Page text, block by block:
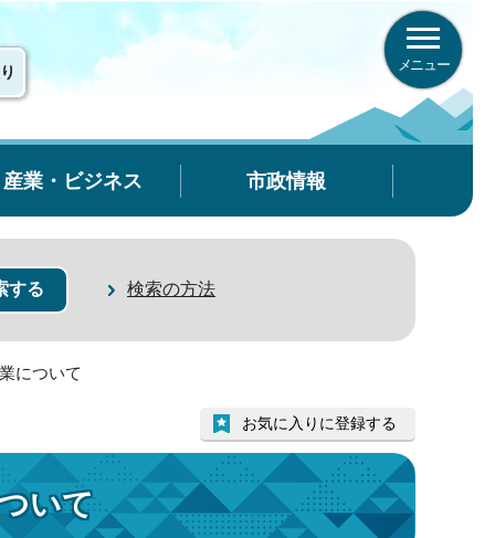
メニュー
産業・ビジネス 市政情報
検索の方法
について
いて
お気に入りに登録する